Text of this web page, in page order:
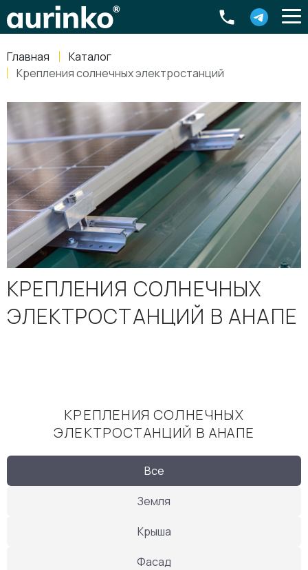
Главная
Каталог
Крепления солнечных электростанций
КРЕПЛЕНИЯ СОЛНЕЧНЫХ
ЭЛЕКТРОСТАНЦИЙ В АНАПЕ
КРЕПЛЕНИЯ СОЛНЕЧНЫХ
ЭЛЕКТРОСТАНЦИЙ В АНАПЕ
Все
Земля
Крыша
Фасад
Россия, Свердловская область Екатеринбург,
8-800-770-79-40